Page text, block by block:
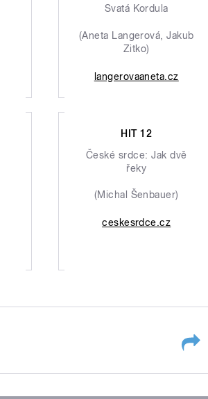
Svatá Kordula
(Aneta Langerová, Jakub
Zitko)
langerovaaneta.cz
HIT 12
České srdce: Jak dvě
řeky
(Michal Šenbauer)
ceskesrdce.cz